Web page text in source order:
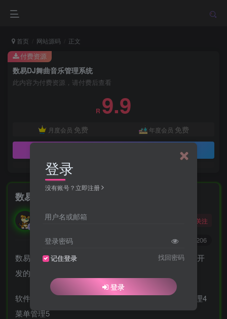
首页 网站源码 正文
数易DJ舞曲音乐管理系统
此内容为付费资源，请付费后查看
R 9.9
月度会员 免费 年度会员 免费
付费资源
数易DJ舞曲音乐管理系统
勇敢的大野狼 关注
7417 1206
数易DJ舞曲音乐管理系统是一个以PHP + MYSQL进行开
发的PHP音乐管理系统。
软件功能:V1.01 系统参数配置2 用户角色管理3 用户管理4
菜单管理5
登录
没有账号？立即注册
用户名或邮箱
登录密码
记住登录 找回密码
登录